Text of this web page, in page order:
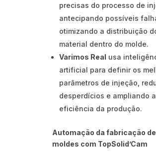
precisas do processo de
antecipando possíveis
otimizando a distribuição
material dentro do molde.
Varimos Real usa
artificial para definir os
parâmetros de injeção,
desperdícios e ampliando a
eficiência da produção.
Automação da fabricação de
moldes com TopSolid’Cam